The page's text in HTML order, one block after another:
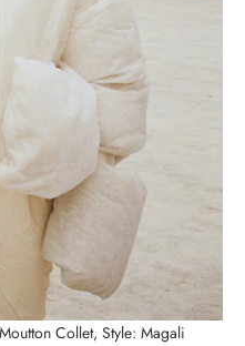
Collet, Style: Magali